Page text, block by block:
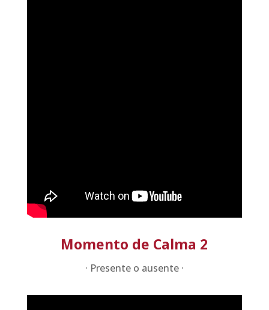
Momento de Calma 2
· Presente o ausente ·